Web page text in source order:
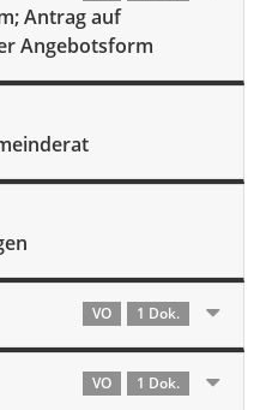
Antrag auf
Angebotsform
VO 1 Dok.
VO 1 Dok.